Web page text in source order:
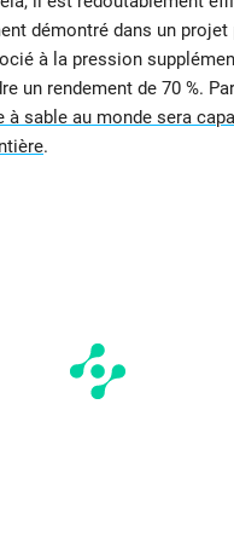
démontré dans un
à la pression
un rendement de 70 %.
à sable au monde sera
.